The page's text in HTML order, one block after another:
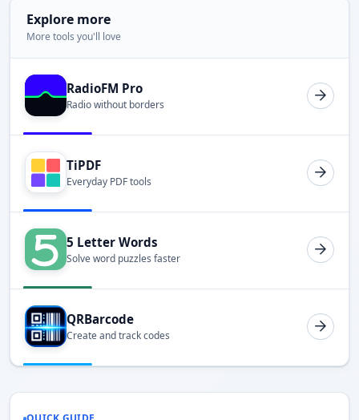
Explore more
More tools you'll love
RadioFM Pro
Radio without borders
TiPDF
Everyday PDF tools
5 Letter Words
Solve word puzzles faster
QRBarcode
Create and track codes